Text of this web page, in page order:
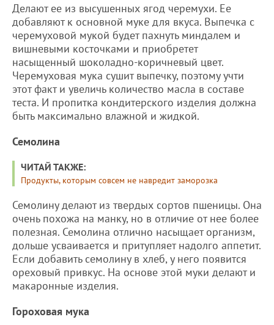
Делают ее из высушенных ягод черемухи. Ее
добавляют к основной муке для вкуса. Выпечка с
черемуховой мукой будет пахнуть миндалем и
вишневыми косточками и приобретет
насыщенный шоколадно-коричневый цвет.
Черемуховая мука сушит выпечку, поэтому учти
этот факт и увеличь количество масла в составе
теста. И пропитка кондитерского изделия должна
быть максимально влажной и жидкой.
Семолина
ЧИТАЙ ТАКЖЕ:
Продукты, которым совсем не навредит заморозка
Семолину делают из твердых сортов пшеницы. Она
очень похожа на манку, но в отличие от нее более
полезная. Семолина отлично насыщает организм,
дольше усваивается и притупляет надолго аппетит.
Если добавить семолину в хлеб, у него появится
ореховый привкус. На основе этой муки делают и
макаронные изделия.
Гороховая мука